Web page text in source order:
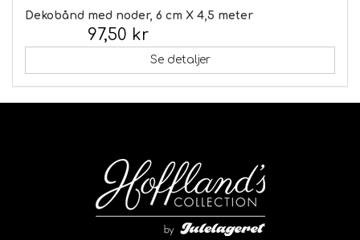
Dekobånd med noder, 6 cm X 4,5 meter
97,50 kr
Se detaljer